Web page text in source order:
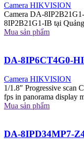
Camera HIKVISION
Camera DA-
8IP2B21G1-IB tại
Mua sản phẩm
DA-8IP6CT4G0-
Camera HIKVISION
1/1.8″ Progressive scan
fps in panorama display
Mua sản phẩm
DA-8IPD34MP7-